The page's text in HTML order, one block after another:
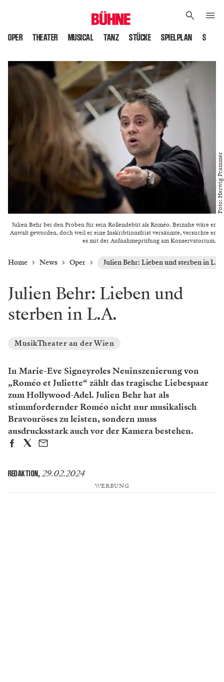
OPER THEATER MUSICAL TANZ STÜCKE SPIELPLAN
Julien Behr bei den Proben für sein Rollendebüt als Roméo. Beinahe wäre er
Anwalt geworden, doch weil er eine Inskribtionsfrist versäumte, versuchte er
es mit der Aufnahmeprüfung am Konservatorium.
Foto: Herwig Prammer
Home News Oper Julien Behr: Lieben und sterben in L.A.
Julien Behr: Lieben und
sterben in L.A.
MusikTheater an der Wien
In Marie-Eve Signeyroles Neuinszenierung von
„Roméo et Juliette“ zählt das tragische Liebespaar
zum Hollywood-Adel. Julien Behr hat als
stimmfordernder Roméo nicht nur musikalisch
Bravouröses zu leisten, sondern muss
ausdrucksstark auch vor der Kamera bestehen.
REDAKTION, 29.02.2024
WERBUNG